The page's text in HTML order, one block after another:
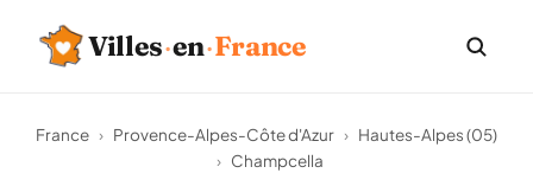
Villes·en·France
France › Provence-Alpes-Côte d'Azur › Hautes-Alpes (05)
› Champcella